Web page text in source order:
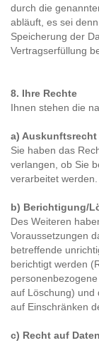
durch die
abläuft, es sei
Speicherung der
Vertragserfüllung
8. Ihre Rechte
Ihnen stehen die
a) Auskunftsrecht
Sie haben das
verlangen, ob Sie
verarbeitet werden.
b) Berichtigung/
Des Weiteren
Voraussetzungen
betreffende
berichtigt werden
auf Löschung) und
auf Einschränken
c) Recht auf